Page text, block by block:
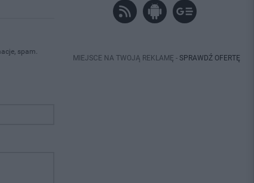
spam.
MIEJSCE NA TWOJĄ REKLAMĘ - SPRAWDŹ OFERTĘ